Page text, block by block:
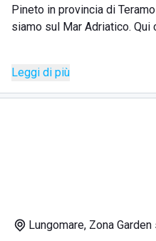
Pineto in provincia di
siamo sul Mar Adriatico.
docce calde;
dopo una bella giornata di
Leggi di più
Lungomare, Zona